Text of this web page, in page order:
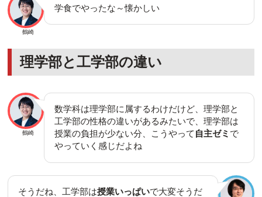
鶴崎
学食でやったな～懐かしい
理学部と工学部の違い
鶴崎
数学科は理学部に属するわけだけど、理学部と
工学部の性格の違いがあるみたいで、理学部は
授業の負担が少ない分、こうやって 自主ゼミ で
やっていく感じだよね
そうだね、工学部は授業いっぱいで大変そうだ